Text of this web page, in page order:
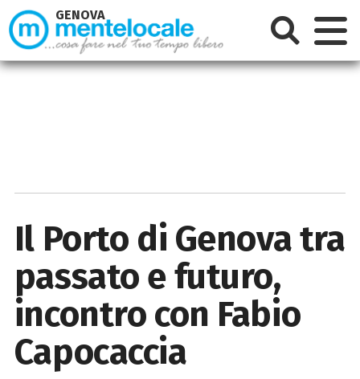
Il Porto di Genova tra
passato e futuro,
incontro con Fabio
Capocaccia
GENOVA